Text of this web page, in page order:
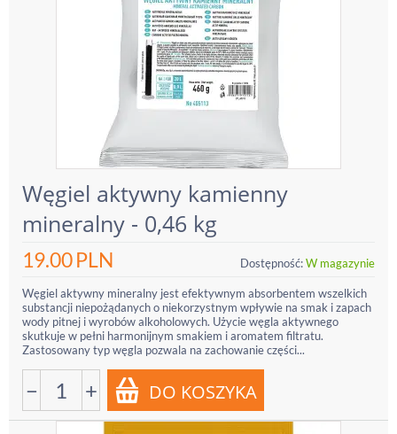
Węgiel aktywny kamienny
mineralny - 0,46 kg
19.00PLN Dostępność:W magazynie
Węgiel aktywny mineralny jest efektywnym absorbentem wszelkich
substancji niepożądanych o niekorzystnym wpływie na smak i zapach
wody pitnej i wyrobów alkoholowych. Użycie węgla aktywnego
skutkuje w pełni harmonijnym smakiem i aromatem filtratu.
Zastosowany typ węgla pozwala na zachowanie części...
− +